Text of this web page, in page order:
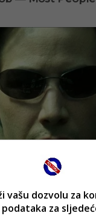
vašu dozvolu za
podataka za